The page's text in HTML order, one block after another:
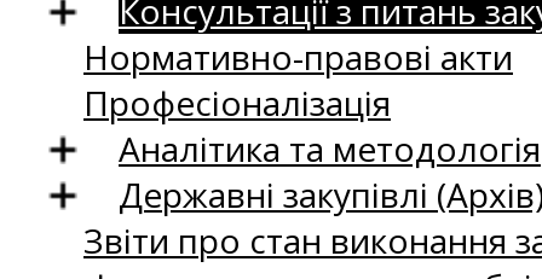
Консультації з питань
Нормативно-правові акти
Професіоналізація
Аналітика та методологія
Державні закупівлі
Звіти про стан виконання